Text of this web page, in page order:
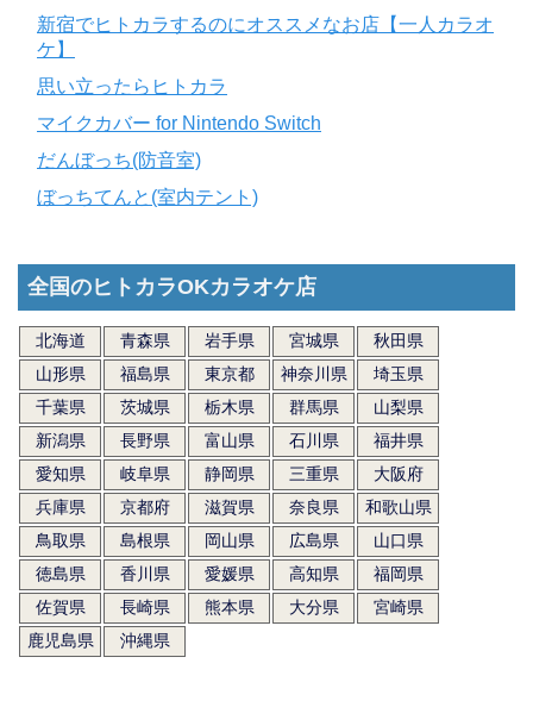
新宿でヒトカラするのにオススメなお店【一人カラオ
ケ】
思い立ったらヒトカラ
マイクカバー for Nintendo Switch
だんぼっち(防音室)
ぼっちてんと(室内テント)
全国のヒトカラOKカラオケ店
北海道 青森県 岩手県 宮城県
秋田県
山形県
福島県 東京都 神奈川県
埼玉県
千葉県
茨城県 栃木県 群馬県
山梨県
新潟県
長野県 富山県 石川県
福井県
愛知県
岐阜県 静岡県 三重県
大阪府
兵庫県
京都府 滋賀県 奈良県
和歌山県
鳥取県
島根県 岡山県 広島県
山口県
徳島県
香川県 愛媛県 高知県
福岡県
佐賀県
長崎県 熊本県 大分県
宮崎県
鹿児島県
沖縄県